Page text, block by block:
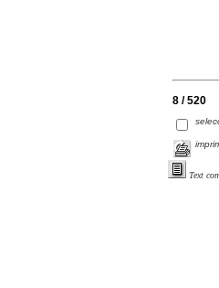
8 / 520
Text